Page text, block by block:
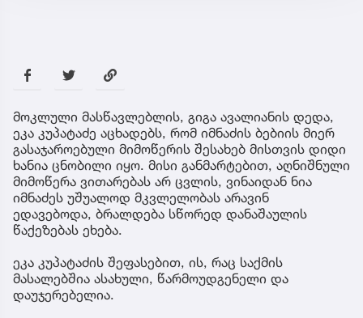
მოკლული მასწავლებლის, გიგა ავალიანის დედა,
ეკა კუპატაძე აცხადებს, რომ იმნაძის ბებიის მიერ
გასაჯაროებული მიმოწერის შესახებ მისთვის დიდი
ხანია ცნობილი იყო. მისი განმარტებით, აღნიშნული
მიმოწერა ვითარებას არ ცვლის, ვინაიდან ნია
იმნაძეს უშუალოდ მკვლელობას არავინ
ედავებოდა, ბრალდება სწორედ დანაშაულის
წაქეზებას ეხება.
ეკა კუპატაძის შეფასებით, ის, რაც საქმის
მასალებშია ასახული, წარმოუდგენელი და
დაუჯერებელია.